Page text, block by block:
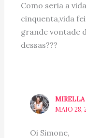
Como seria a
cinquenta,vida
grande vontade
dessas???
MAIO 28,
Oi Simone,